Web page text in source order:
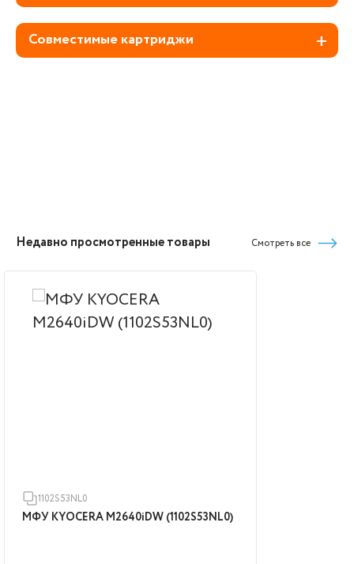
Совместимые картриджи
Недавно просмотренные товары Смотреть все
1102S53NL0
МФУ KYOCERA M2640iDW (1102S53NL0)